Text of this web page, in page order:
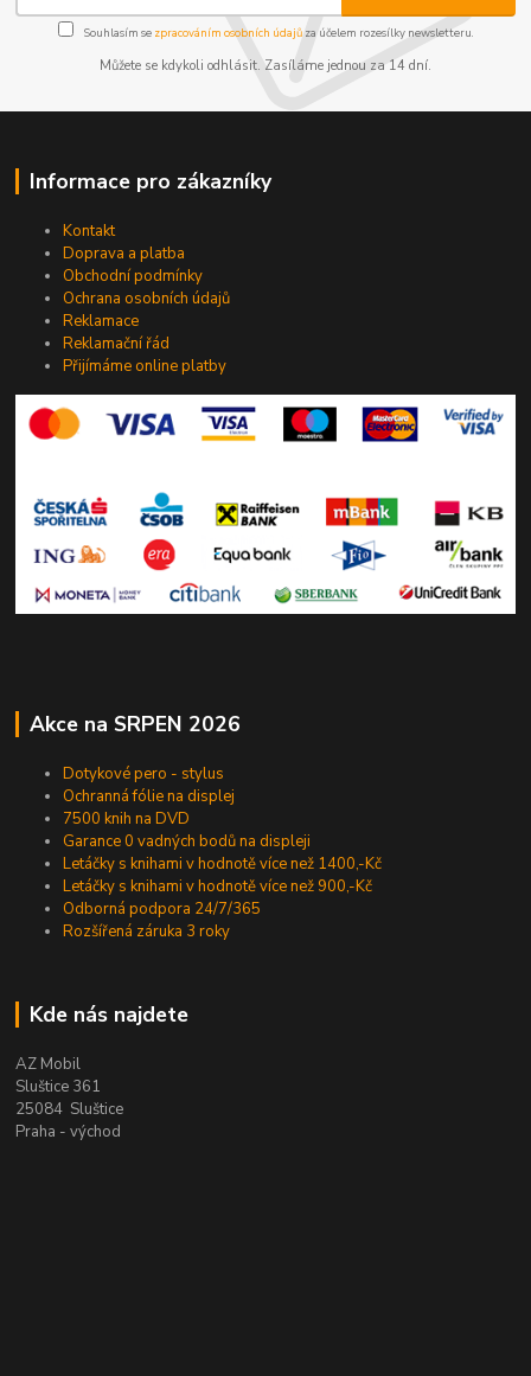
Souhlasím se zpracováním osobních údajůza účelem rozesílky newsletteru.
Můžete se kdykoli odhlásit. Zasíláme jednou za 14 dní.
Informace pro zákazníky
Kontakt
Doprava a platba
Obchodní podmínky
Ochrana osobních údajů
Reklamace
Reklamační řád
Přijímáme online platby
Akce na SRPEN 2026
Dotykové pero - stylus
Ochranná fólie na displej
7500 knih na DVD
Garance 0 vadných bodů na displeji
Letáčky s knihami v hodnotě více než 1400,-Kč
Letáčky s knihami v hodnotě více než 900,-Kč
Odborná podpora 24/7/365
Rozšířená záruka 3 roky
Kde nás najdete
AZ Mobil
Sluštice 361
25084 Sluštice
Praha - východ